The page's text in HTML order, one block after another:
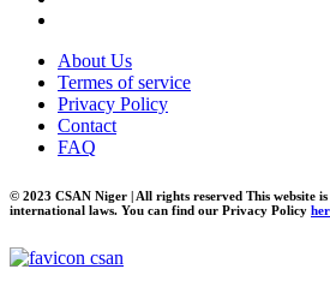
About Us
Termes of service
Privacy Policy
Contact
FAQ
© 2023 CSAN Niger | All rights reserved This website
international laws. You can find our Privacy Policy